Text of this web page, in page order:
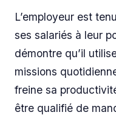
L’employeur est
ses salariés à leur
démontre qu’il
missions
freine sa
être qualifié de